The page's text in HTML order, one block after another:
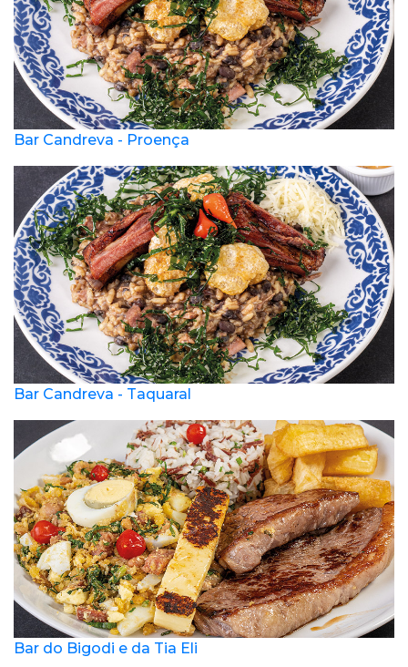
Bar Candreva - Proença
Bar Candreva - Taquaral
Bar do Bigodi e da Tia Eli